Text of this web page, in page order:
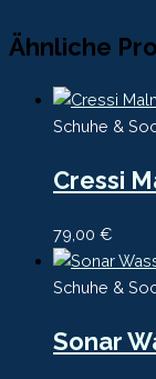
Ähnliche
Schuhe &
Cressi
79,00 €
Schuhe &
Sonar